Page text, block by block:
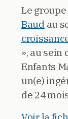
Le
Baud au
», au sein
Enfants
un(e)
de 24